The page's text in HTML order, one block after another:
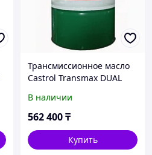
Трансмиссионное масло
Castrol Transmax DUAL
В наличии
562 400₸
Купить